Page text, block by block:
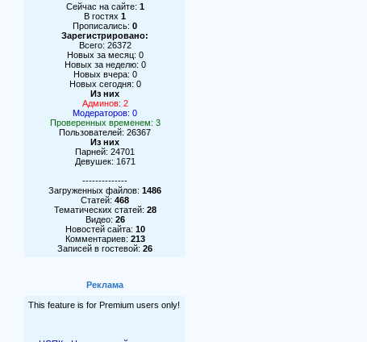
Сейчас на сайте: 1
В гостях 1
Прописались: 0
Зарегистрировано:
Всего: 26372
Новых за месяц: 0
Новых за неделю: 0
Новых вчера: 0
Новых сегодня: 0
Из них
Админов: 2
Модераторов: 0
Проверенных временем: 3
Пользователей: 26367
Из них
Парней: 24701
Девушек: 1671
--------------
Загруженных файлов: 1486
Статей: 468
Тематических статей: 28
Видео: 26
Новостей сайта: 10
Комментариев: 213
Записей в гостевой: 26
Реклама
This feature is for Premium users only!